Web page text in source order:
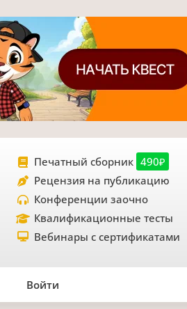
Печатный сборник 490₽
Рецензия на публикацию
Конференции заочно
Квалификационные тесты
Вебинары с сертификатами
Войти